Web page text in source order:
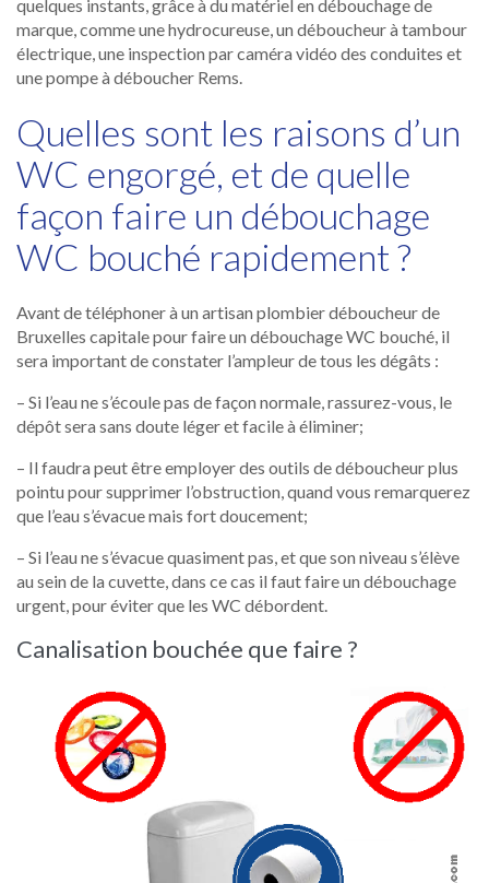
quelques instants, grâce à du matériel en débouchage de
marque, comme une hydrocureuse, un déboucheur à tambour
électrique, une inspection par caméra vidéo des conduites et
une pompe à déboucher Rems.
Quelles sont les raisons d’un
WC engorgé, et de quelle
façon faire un débouchage
WC bouché rapidement ?
Avant de téléphoner à un artisan plombier déboucheur de
Bruxelles capitale pour faire un débouchage WC bouché, il
sera important de constater l’ampleur de tous les dégâts :
– Si l’eau ne s’écoule pas de façon normale, rassurez-vous, le
dépôt sera sans doute léger et facile à éliminer;
– Il faudra peut être employer des outils de déboucheur plus
pointu pour supprimer l’obstruction, quand vous remarquerez
que l’eau s’évacue mais fort doucement;
– Si l’eau ne s’évacue quasiment pas, et que son niveau s’élève
au sein de la cuvette, dans ce cas il faut faire un débouchage
urgent, pour éviter que les WC débordent.
Canalisation bouchée que faire ?